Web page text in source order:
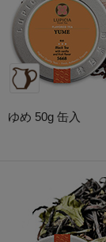
ゆめ 50g 缶入